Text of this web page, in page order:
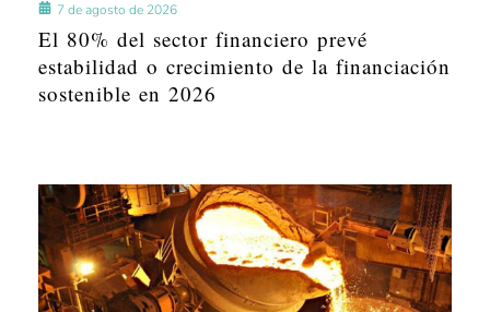
7 de agosto de 2026
El 80% del sector financiero prevé
estabilidad o crecimiento de la financiación
sostenible en 2026